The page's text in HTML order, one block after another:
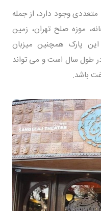
وجود دارد، از جمله
موزه صلح تهران، زمین‌
پارک همچنین میزبان
طول سال است و می‌ تواند
باشد.